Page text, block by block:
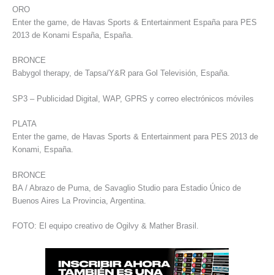
ORO
Enter the game, de Havas Sports & Entertainment España para PES
2013 de Konami España, España.
BRONCE
Babygol therapy, de Tapsa/Y&R para Gol Televisión, España.
SP3 – Publicidad Digital, WAP, GPRS y correo electrónicos móviles
PLATA
Enter the game, de Havas Sports & Entertainment para PES 2013 de
Konami, España.
BRONCE
BA / Abrazo de Puma, de Savaglio Studio para Estadio Único de
Buenos Aires La Provincia, Argentina.
FOTO: El equipo creativo de Ogilvy & Mather Brasil.